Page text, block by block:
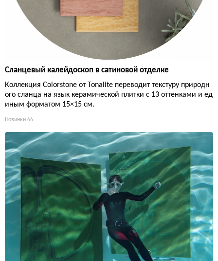
Сланцевый калейдоскоп в сатиновой отделке
Коллекция Colorstone от Tonalite переводит текстуру природн
ого сланца на язык керамической плитки с 13 оттенками и ед
иным форматом 15×15 см.
Новинки 66